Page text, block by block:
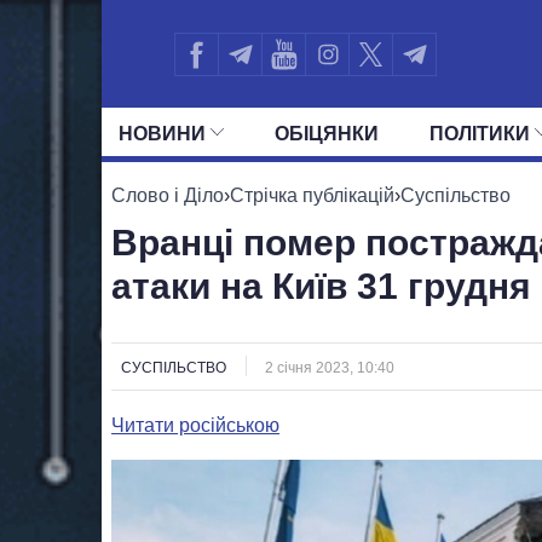
НОВИНИ ОБIЦЯНКИ ПОЛIТИКИ
УСІ ПОЛІТИКИ ПРЕЗИДЕНТ І ОФІС
Слово і Діло›Стрічка публікацій›Суспільство
Вранці помер
атаки на Київ 31 грудня
СУСПІЛЬСТВО 2 січня 2023, 10:40
Читати російською